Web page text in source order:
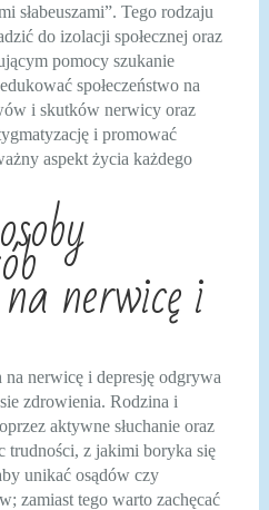
słabeuszami”. Tego rodzaju
do izolacji społecznej oraz
pomocy szukanie
społeczeństwo na
i skutków nerwicy oraz
i promować
aspekt życia każdego
nerwicę i
nerwicę i depresję odgrywa
zdrowienia. Rodzina i
aktywne słuchanie oraz
trudności, z jakimi boryka się
unikać osądów czy
zamiast tego warto zachęcać